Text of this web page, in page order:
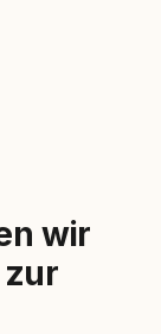
wir
zur